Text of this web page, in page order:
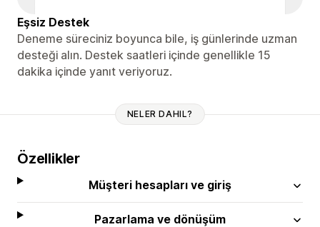
Eşsiz Destek
Deneme süreciniz boyunca bile, iş günlerinde uzman
desteği alın. Destek saatleri içinde genellikle 15
dakika içinde yanıt veriyoruz.
NELER DAHIL?
Özellikler
Müşteri hesapları ve giriş
Pazarlama ve dönüşüm